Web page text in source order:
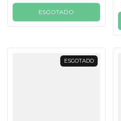
ESGOTADO
ESGOTADO